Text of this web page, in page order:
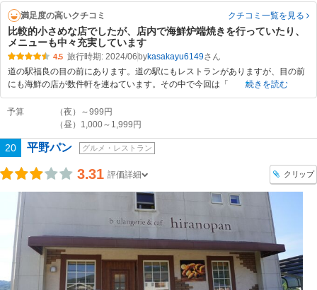
満足度の高いクチコミ クチコミ一覧を見る
比較的小さめな店でしたが、店内で海鮮炉端焼きを行っていたり、
メニューも中々充実しています
4.5 旅行時期: 2024/06 bykasakayu6149
道の駅福良の目の前にあります。道の駅にもレストランがありますが、目の前
にも海鮮の店が数件軒を連ねています。その中で今回は「
続きを読む
予算
（夜）～999円
（昼）1,000～1,999円
20 平野パン グルメ・レストラン
3.31 評価詳細 クリップ